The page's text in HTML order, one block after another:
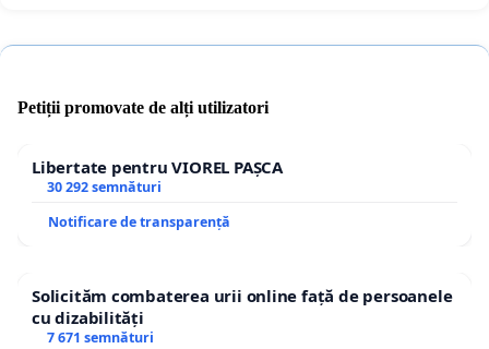
Petiții promovate de alți utilizatori
Libertate pentru VIOREL PAȘCA
30 292 semnături
Notificare de transparență
Solicităm combaterea urii online față de persoanele
cu dizabilități
7 671 semnături